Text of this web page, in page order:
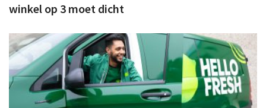
winkel op 3 moet dicht